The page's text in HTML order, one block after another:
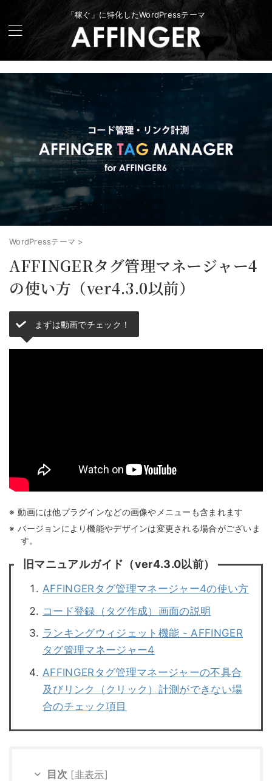
「稼ぐ」に特化したWordPressテーマ
WordPressテーマ >
AFFINGERタグ管理マネージャー4
の使い方（ver4.3.0以前）
まずは動画でチェック！
動画には他プラグインなどの画像やメニューも含まれます
バージョンにより機能やデザインは変更される場合がございま
す。
旧マニュアルガイド（ver4.3.0以前）
AFFINGERタグ管理マネージャー4の使い方
コード登録（タグ作成）画面の説明
ランキングウィジェット機能 - AFFINGER
タグ管理マネージャー4
AFFINGERタグ管理マネージャーの不具合
及びリンク（クリック）計測ができない場
合のチェック項目
目次 [非表示]